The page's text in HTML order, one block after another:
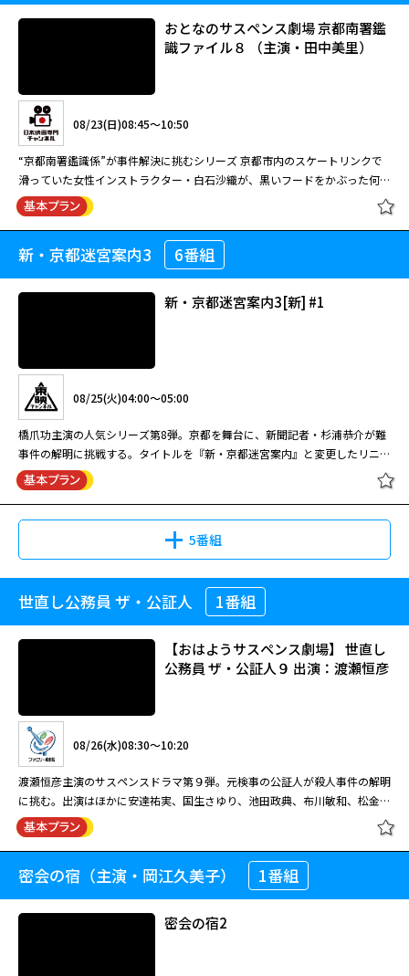
山村美紗の小説を原作に、片平なぎさ演じる葬儀社女社長が難事件を解決し
ていく大人気ドラマシリーズ。 明子は、恋人・春彦と共に冬の京都を歩い
ていると、道端で熱心にスケッチをする少女・鈴子を見かける。後日、無理
心中を試みた母親が死にきれず、次女だけを殺害し逃亡した事件のニュース
を知った明子。なんと被害者の自転車が見つかった場所は、鈴子がスケッチ
をしていた場所だった。
おとなのサスペンス劇場 京都南署鑑
識ファイル８ （主演・田中美里）
08/23(日)08:45～10:50
“京都南署鑑識係”が事件解決に挑むシリーズ 京都市内のスケートリンクで
滑っていた女性インストラクター・白石沙織が、黒いフードをかぶった何者
かに正面から刺されるという事件が起きる。京都南署の鑑識官・円城寺りつ
子（田中美里）や上司・志賀主任（小林稔侍）らの調査により、犯人の足の
サイズは24.5センチだと判明。大山刑事（東幹久）は、１カ月前に起き
た“平安京のカラス”と名乗る犯人による通り魔事件との関連を疑う。同じく
黒のフードをかぶった人物が果物ナイフで被害者の腹を刺し、刃物を抜かず
に去る…という手口が酷似していたのだ。事実、翌日、犯人からの犯行声明
が新聞社に送りつけられ、府警は連続通り魔事件と断定、南署に合同捜査本
おとなのサスペンス劇場 京都南署鑑
識ファイル８ （主演・田中美里）
“京都南署鑑識係”が事件解決に挑むシリーズ 京都市内のスケートリンクで
滑っていた女性インストラクター・白石沙織が、黒いフードをかぶった何者
かに正面から刺されるという事件が起きる。京都南署の鑑識官・円城寺りつ
子（田中美里）や上司・志賀主任（小林稔侍）らの調査により、犯人の足の
サイズは24.5センチだと判明。大山刑事（東幹久）は、１カ月前に起き
た“平安京のカラス”と名乗る犯人による通り魔事件との関連を疑う。同じく
黒のフードをかぶった人物が果物ナイフで被害者の腹を刺し、刃物を抜かず
に去る…という手口が酷似していたのだ。事実、翌日、犯人からの犯行声明
が新聞社に送りつけられ、府警は連続通り魔事件と断定、南署に合同捜査本
部を設置するのだが…。
新・京都迷宮案内3 6番組
新・京都迷宮案内3[新] #1
08/25(火)04:00～05:00
橋爪功主演の人気シリーズ第8弾。京都を舞台に、新聞記者・杉浦恭介が難
事件の解明に挑戦する。タイトルを『新・京都迷宮案内』と変更したリニュ
ーアル第3作目。#6欠番。最終話120分SP。全9話。
5番組
新・京都迷宮案内3[新] #1
橋爪功主演の人気シリーズ第8弾。京都を舞台に、新聞記者・杉浦恭介が難
事件の解明に挑戦する。タイトルを『新・京都迷宮案内』と変更したリニュ
ーアル第3作目。#6欠番。最終話120分SP。全9話。
08/25(火)05:00～06:00
世直し公務員 ザ・公証人 1番組
【おはようサスペンス劇場】 世直し
公務員 ザ・公証人９ 出演：渡瀬恒彦
08/26(水)08:30～10:20
渡瀬恒彦主演のサスペンスドラマ第９弾。元検事の公証人が殺人事件の解明
に挑む。出演はほかに安達祐実、国生さゆり、池田政典、布川敏和、松金よ
ね子、蟹江敬三。 元検事の公証人・真山壱成（渡瀬恒彦）は山梨県甲府市
の公証役場に着任。相棒の元公証人・天野正直（蟹江敬三）は弁護士に転職
する。ある日、天野に連れられ役場近くのワイナリーを訪れた真山は、経営
者の星峰志津加（国生さゆり）と知り合う。ところが、彼女の兄でオーナー
の和也（池田政典）は独断でワイナリーの売却を進めていた。真山は志津加
から相談を持ちかけられるが、その矢先、和也が死体となって見つか
【おはようサスペンス劇場】 世直し
公務員 ザ・公証人９ 出演：渡瀬恒彦
密会の宿（主演・岡江久美子） 1番組
密会の宿2